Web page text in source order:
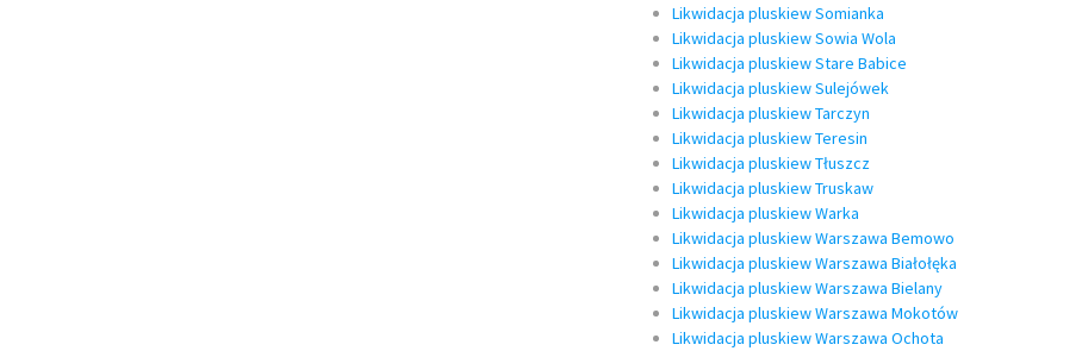
Likwidacja pluskiew Somianka
Likwidacja pluskiew Sowia Wola
Likwidacja pluskiew Stare Babice
Likwidacja pluskiew Sulejówek
Likwidacja pluskiew Tarczyn
Likwidacja pluskiew Teresin
Likwidacja pluskiew Tłuszcz
Likwidacja pluskiew Truskaw
Likwidacja pluskiew Warka
Likwidacja pluskiew Warszawa Bemowo
Likwidacja pluskiew Warszawa Białołęka
Likwidacja pluskiew Warszawa Bielany
Likwidacja pluskiew Warszawa Mokotów
Likwidacja pluskiew Warszawa Ochota